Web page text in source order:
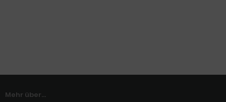
Mehr über...